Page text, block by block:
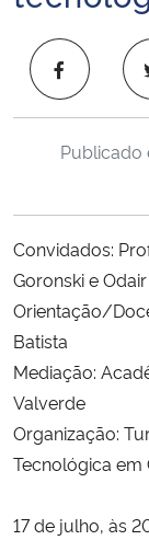
Ministério de Minas e
Ministério da Ciência,
Ministério do
Controladoria-Geral da
Ministério da Mulher,
Secretaria-Geral
Secretaria de Governo
Publicado
Convidados:
Goronski e
Orientação/
Batista
Mediação:
Valverde
Organização:
Tecnológica em
17 de julho, às